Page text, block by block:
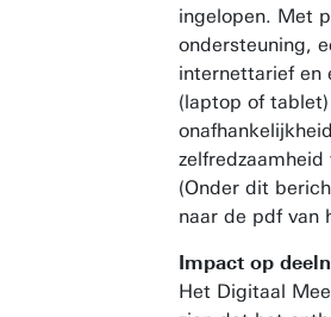
ingelopen. Met
ondersteuning,
internettarief en
(laptop of
(Onder dit
naar de pdf van
Impact op
Het Digitaal